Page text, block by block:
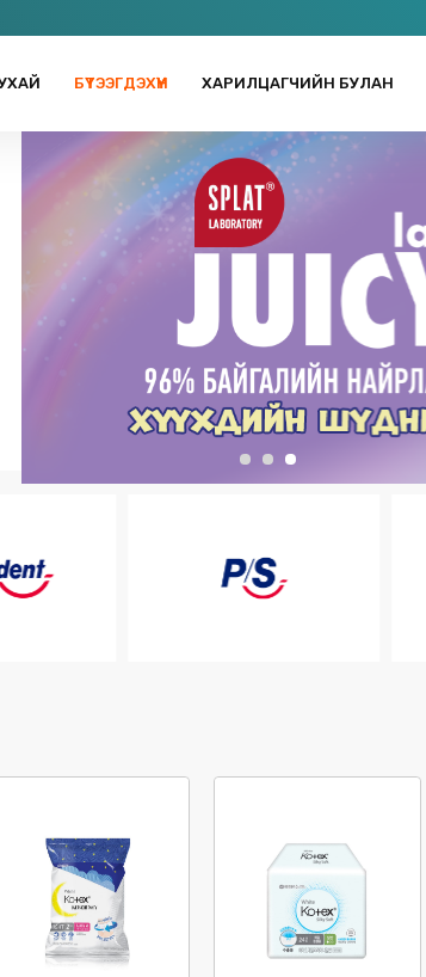
БҮТЭЭГДЭХҮҮН ХАРИЛЦАГЧИЙН БУЛАН